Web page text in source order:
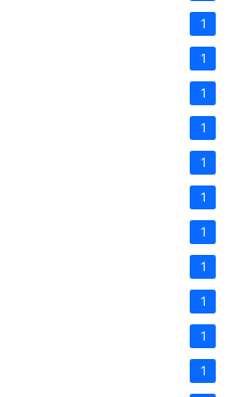
1
1
1
1
1
1
1
1
1
1
1